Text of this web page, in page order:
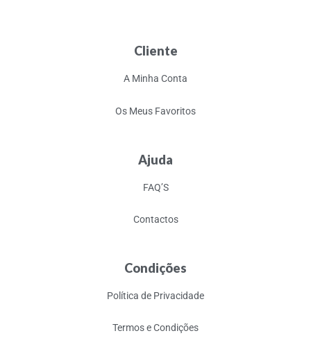
Cliente
A Minha Conta
Os Meus Favoritos
Ajuda
FAQ’S
Contactos
Condições
Política de Privacidade
Termos e Condições